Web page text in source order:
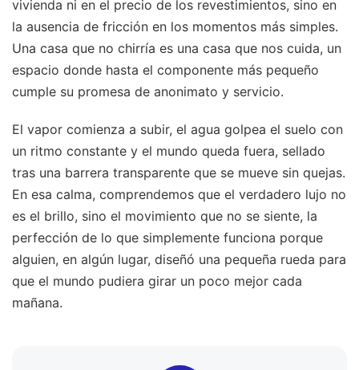
vivienda ni en el precio de los revestimientos, sino en
la ausencia de fricción en los momentos más simples.
Una casa que no chirría es una casa que nos cuida, un
espacio donde hasta el componente más pequeño
cumple su promesa de anonimato y servicio.
El vapor comienza a subir, el agua golpea el suelo con
un ritmo constante y el mundo queda fuera, sellado
tras una barrera transparente que se mueve sin quejas.
En esa calma, comprendemos que el verdadero lujo no
es el brillo, sino el movimiento que no se siente, la
perfección de lo que simplemente funciona porque
alguien, en algún lugar, diseñó una pequeña rueda para
que el mundo pudiera girar un poco mejor cada
mañana.